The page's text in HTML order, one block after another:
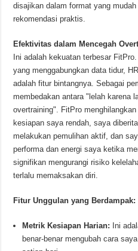
disajikan dalam format yang
rekomendasi praktis.
Efektivitas dalam Mencegah
Ini adalah kekuatan terbesar
yang menggabungkan data tidur,
adalah fitur bintangnya. Sebagai
membedakan antara "lelah karena
overtraining". FitPro
kesiapan saya rendah, saya
melakukan pemulihan aktif, dan
performa dan energi saya ketika
signifikan mengurangi risiko
terlalu memaksakan diri.
Fitur Unggulan yang Berdampak:
Metrik Kesiapan Harian: Ini
benar-benar mengubah cara